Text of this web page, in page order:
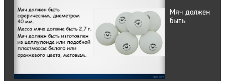
Мяч должен
быть